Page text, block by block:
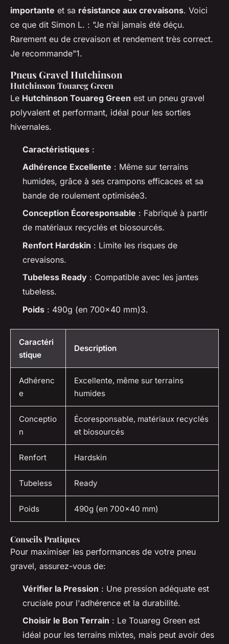
importante et sa résistance aux crevaisons. Voici
ce que dit Simon L. : "Je n’ai jamais été déçu.
Rarement eu de crevaison et rendement très correct.
Je recommande"1.
Pneus Gravel Hutchinson
Hutchinson Touareg Green
Le Hutchinson Touareg Green est un pneu gravel
polyvalent et performant, idéal pour les sorties
hivernales.
Caractéristiques :
Adhérence Excellente : Même sur terrains
humides, grâce à ses crampons efficaces et sa
bande de roulement optimisée3.
Conception Écoresponsable : Fabriqué à partir
de matériaux recyclés et biosourcés.
Renfort Hardskin : Limite les risques de
crevaisons.
Tubeless Ready : Compatible avec les jantes
tubeless.
Poids : 490g (en 700×40 mm)3.
Caractéri
stique
Description
Adhérenc
e
Excellente, même sur terrains
humides
Conceptio
n
Écoresponsable, matériaux recyclés
et biosourcés
Renfort Hardskin
Tubeless Ready
Poids 490g (en 700×40 mm)
Conseils Pratiques
Pour maximiser les performances de votre pneu
gravel, assurez-vous de:
Vérifier la Pression : Une pression adéquate est
cruciale pour l'adhérence et la durabilité.
Choisir le Bon Terrain : Le Touareg Green est
idéal pour les terrains mixtes, mais peut avoir des